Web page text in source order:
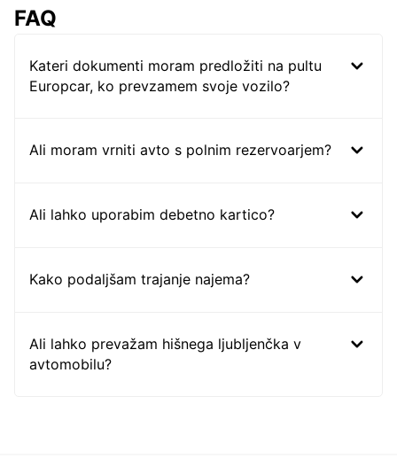
FAQ
Kateri dokumenti moram predložiti na pultu
Europcar, ko prevzamem svoje vozilo?
Ali moram vrniti avto s polnim rezervoarjem?
Ali lahko uporabim debetno kartico?
Kako podaljšam trajanje najema?
Ali lahko prevažam hišnega ljubljenčka v
avtomobilu?